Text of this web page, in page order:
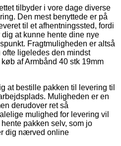
tilbyder i vore dage diverse
Den mest benyttede er på
til et afhentningssted, fordi
at kunne hente dine nye
Fragtmuligheden er altså
ligeledes den mindst
af Armbånd 40 stk 19mm
at bestille pakken til levering til
Muligheden er en
derudover ret så
mulighed for levering vil
pakken selv, som jo
dig nærved online